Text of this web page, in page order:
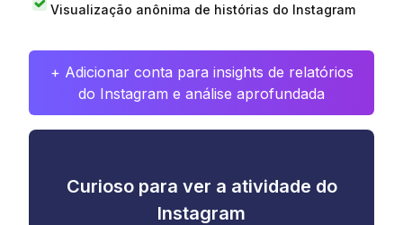
Visualização anônima de histórias do Instagram
+ Adicionar conta para insights de relatórios
do Instagram e análise aprofundada
Curioso para ver a atividade do
Instagram